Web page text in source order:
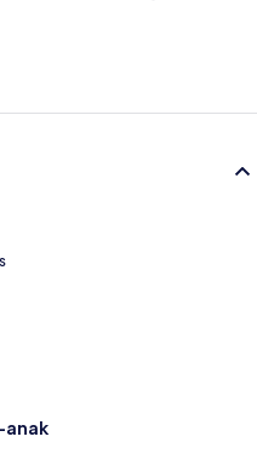
anak